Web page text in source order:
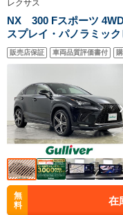
レクサス
NX 300 Fスポーツ
スプレイ・パノラミッ
ヒーター・アダプティ
ングサポートブレーキ
販売店保証 車両品質評価書付
無
料
在